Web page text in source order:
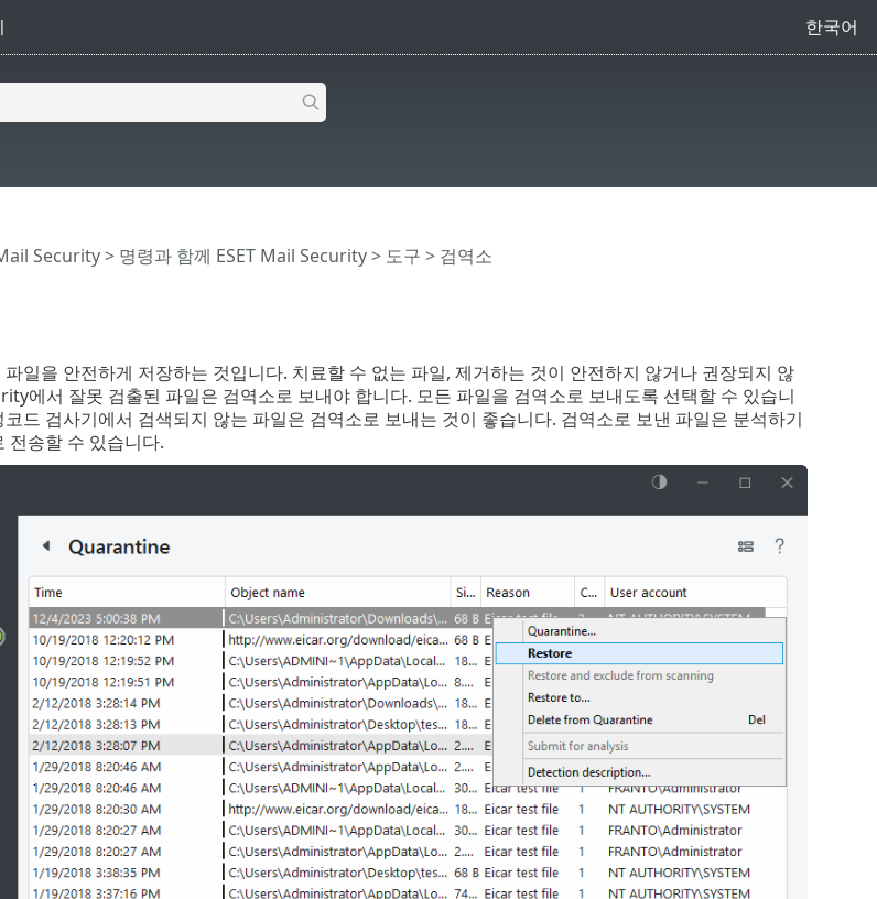
한국어
Security> 명령과 함께 ESET Mail Security> 도구 > 검역소
일을 안전하게 저장하는 것입니다. 치료할 수 없는 파일, 제거하는 것이 안전하지 않거나 권장되지 않
에서 잘못 검출된 파일은 검역소로 보내야 합니다. 모든 파일을 검역소로 보내도록 선택할 수 있습니
드 검사기에서 검색되지 않는 파일은 검역소로 보내는 것이 좋습니다. 검역소로 보낸 파일은 분석하기
전송할 수 있습니다.